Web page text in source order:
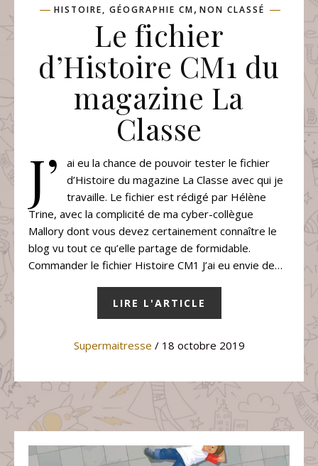
HISTOIRE, GÉOGRAPHIE CM, NON CLASSÉ
Le fichier
d’Histoire CM1 du
magazine La
Classe
J’
ai eu la chance de pouvoir tester le fichier
d’Histoire du magazine La Classe avec qui je
travaille. Le fichier est rédigé par Hélène
Trine, avec la complicité de ma cyber-collègue
Mallory dont vous devez certainement connaître le
blog vu tout ce qu’elle partage de formidable.
Commander le fichier Histoire CM1 J’ai eu envie de…
LIRE L'ARTICLE
Supermaitresse / 18 octobre 2019